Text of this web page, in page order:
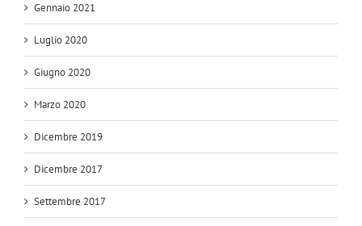
Gennaio 2021
Luglio 2020
Giugno 2020
Marzo 2020
Dicembre 2019
Dicembre 2017
Settembre 2017